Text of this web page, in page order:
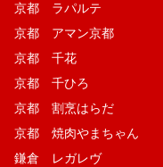
京都 ラパルテ
京都 アマン京都
京都 千花
京都 千ひろ
京都 割烹はらだ
京都 焼肉やまちゃん
鎌倉 レガレヴ